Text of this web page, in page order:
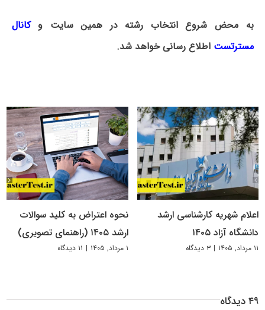
به محض شروع انتخاب رشته در همین سایت و کانال
مسترتست اطلاع رسانی خواهد شد.
اعلام شهریه کارشناسی ارشد
دانشگاه آزاد ۱۴۰۵
۱۱ مرداد, ۱۴۰۵ | ۳ دیدگاه
نحوه اعتراض به کلید سوالات
ارشد ۱۴۰۵ (راهنمای تصویری)
۱ مرداد, ۱۴۰۵ | ۱۱ دیدگاه
۴۹ دیدگاه